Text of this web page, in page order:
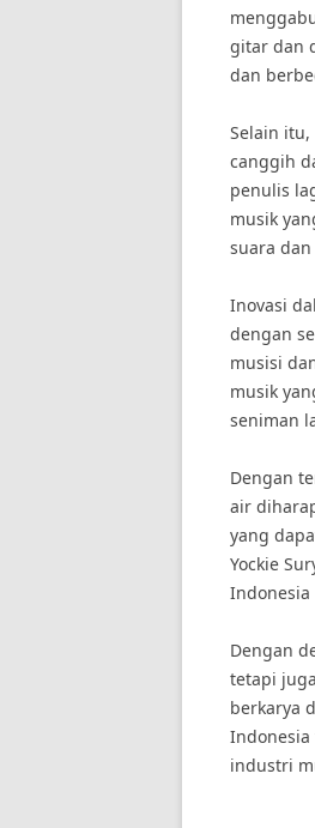
gitar dan
dan
Selain
canggih
penulis
musik
suara
Inovasi
dengan
musisi
musik
seniman
Dengan
air
yang
Yockie
Indonesia
Dengan
tetapi
berkarya
Indonesia
industri